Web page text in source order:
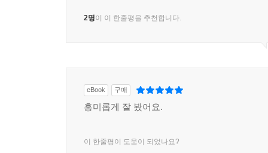
2명이 이 한줄평을 추천합니다.
eBook 구매
흥미롭게 잘 봤어요.
이 한줄평이 도움이 되었나요?